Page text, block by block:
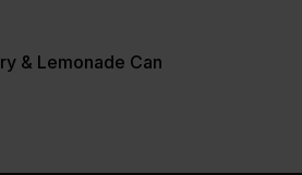
& Lemonade Can